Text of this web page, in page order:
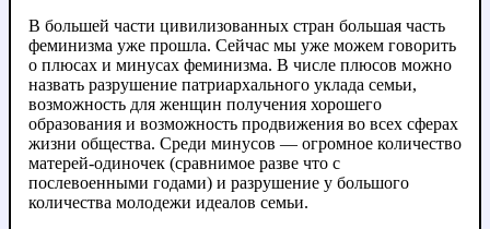
В большей части цивилизованных стран большая часть
феминизма уже прошла. Сейчас мы уже можем говорить
о плюсах и минусах феминизма. В числе плюсов можно
назвать разрушение патриархального уклада семьи,
возможность для женщин получения хорошего
образования и возможность продвижения во всех сферах
жизни общества. Среди минусов — огромное количество
матерей-одиночек (сравнимое разве что с
послевоенными годами) и разрушение у большого
количества молодежи идеалов семьи.